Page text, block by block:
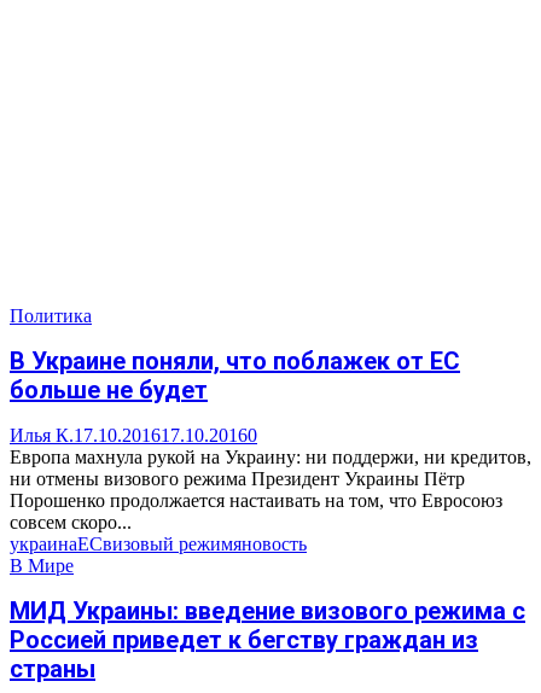
Политика
В Украине поняли, что поблажек от ЕС
больше не будет
Илья К.17.10.201617.10.20160
Европа махнула рукой на Украину: ни поддержи, ни кредитов,
ни отмены визового режима Президент Украины Пётр
Порошенко продолжается настаивать на том, что Евросоюз
совсем скоро...
украинаЕСвизовый режимяновость
В Мире
МИД Украины: введение визового режима с
Россией приведет к бегству граждан из
страны